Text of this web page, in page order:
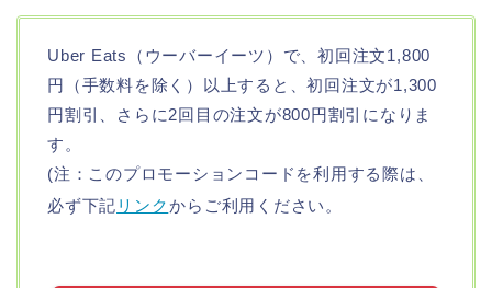
Uber Eats（ウーバーイーツ）で、初回注文1,800
円（手数料を除く）以上すると、初回注文が1,300
円割引、さらに2回目の注文が800円割引になりま
す。
(注：このプロモーションコードを利用する際は、
必ず下記 リンクからご利用ください。